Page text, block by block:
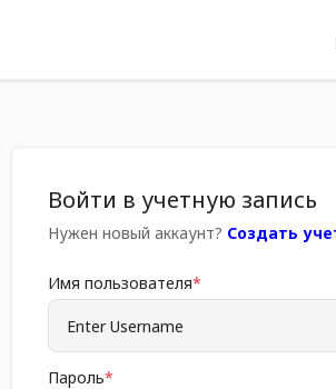
Войти в учетную запись
Нужен новый аккаунт? Создать
Имя пользователя
Пароль